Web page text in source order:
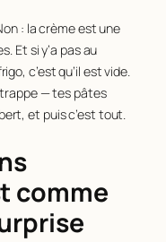
: la crème est une
Et si y’a pas au
c’est qu’il est vide.
— tes pâtes
et puis c’est tout.
comme